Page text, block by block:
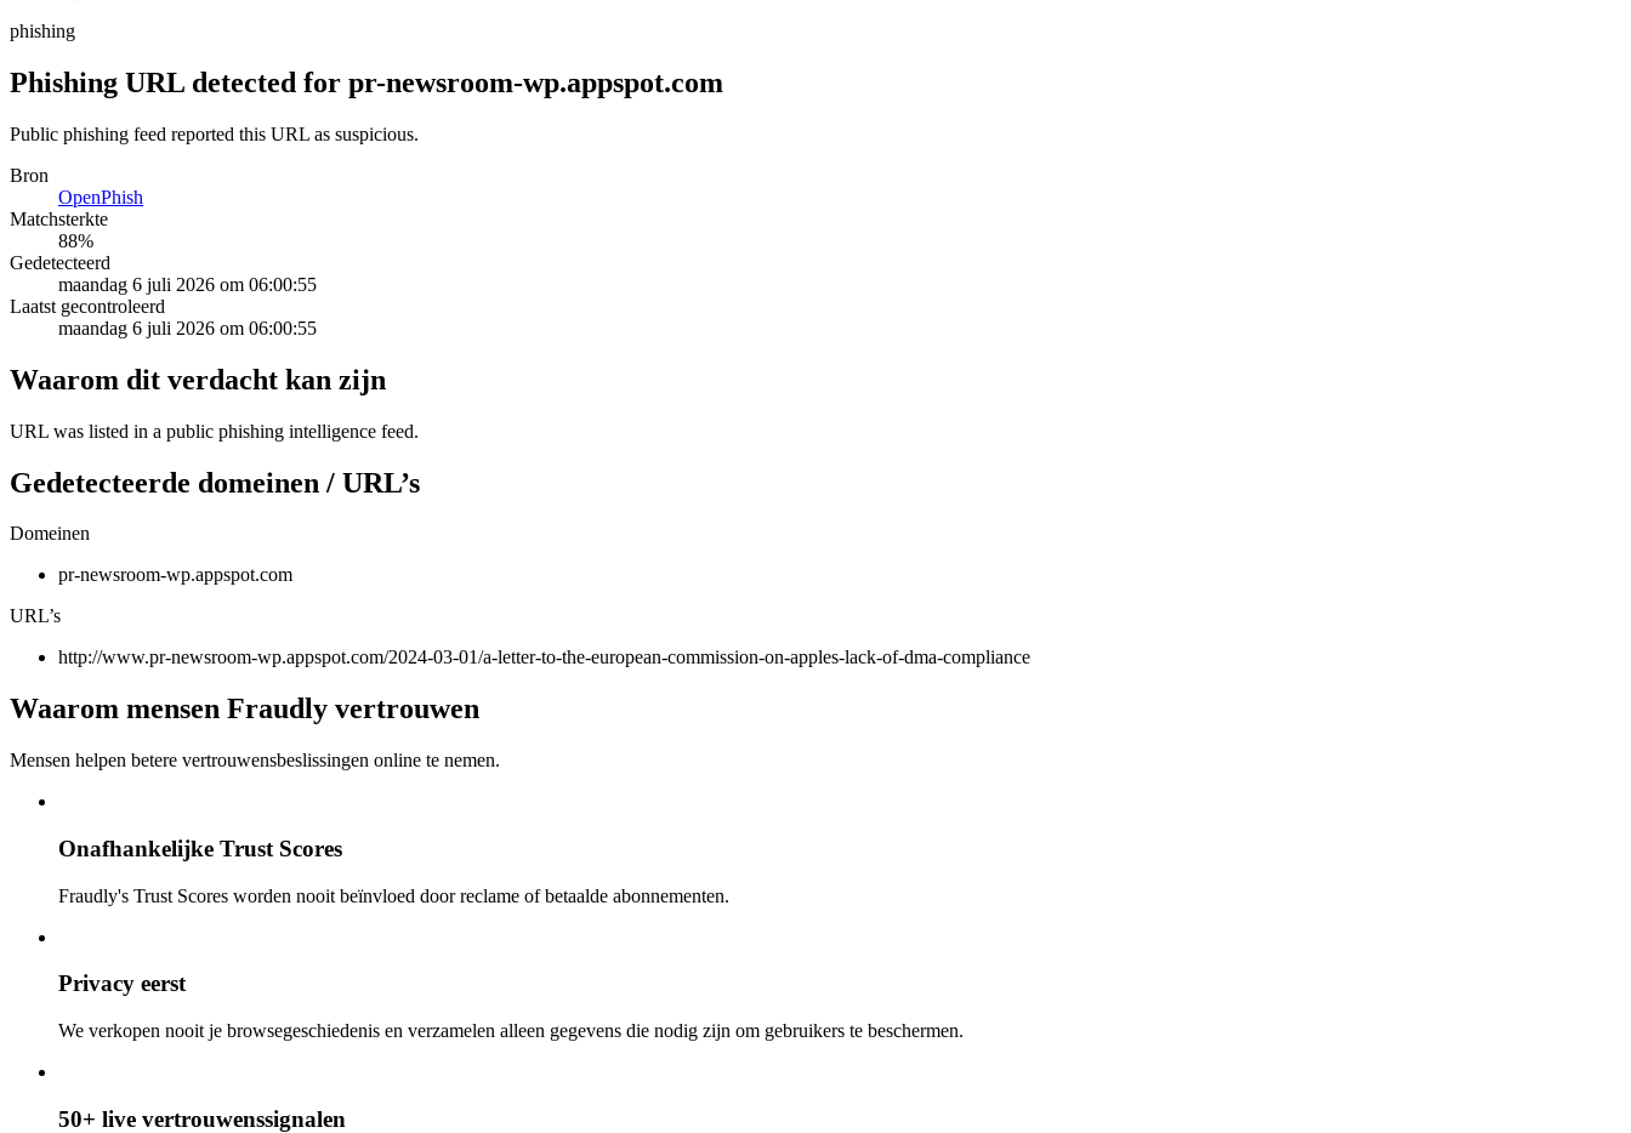
phishing
Phishing URL detected for pr-newsroom-wp.appspot.com
Public phishing feed reported this URL as suspicious.
Bron
OpenPhish
Matchsterkte
88%
Gedetecteerd
maandag 6 juli 2026 om 06:00:55
Laatst gecontroleerd
maandag 6 juli 2026 om 06:00:55
Waarom dit verdacht kan zijn
URL was listed in a public phishing intelligence feed.
Gedetecteerde domeinen / URL’s
Domeinen
pr-newsroom-wp.appspot.com
URL’s
http://www.pr-newsroom-wp.appspot.com/2024-03-01/a-letter-to-the-european-commission-on-apples-lack-of-dma-compliance
Waarom mensen Fraudly vertrouwen
Mensen helpen betere vertrouwensbeslissingen online te nemen.
Onafhankelijke Trust Scores
Fraudly's Trust Scores worden nooit beïnvloed door reclame of betaalde abonnementen.
Privacy eerst
We verkopen nooit je browsegeschiedenis en verzamelen alleen gegevens die nodig zijn om gebruikers te beschermen.
50+ live vertrouwenssignalen